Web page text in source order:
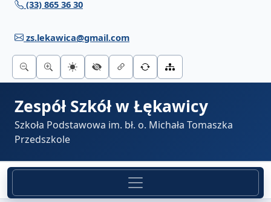
Przejdź do treści
(33) 865 36 30
zs.lekawica@gmail.com
Zespół Szkół w Łękawicy
Szkoła Podstawowa im. bł. o. Michała Tomaszka
Przedszkole